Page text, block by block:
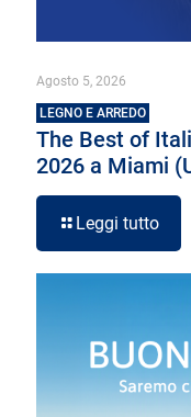
Agosto 5, 2026
LEGNO E ARREDO
The Best of
2026 a Miami
Leggi tutto